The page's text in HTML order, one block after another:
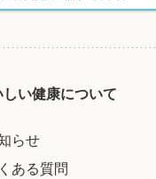
しい健康について
らせ
ある質問